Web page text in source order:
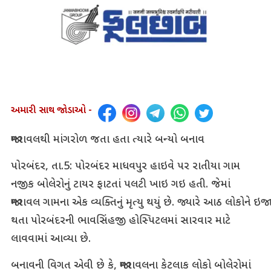
અમારી સાથ જોડાઓ -
જામરાવલથી માંગરોળ જતા હતા ત્યારે બન્યો બનાવ
પોરબંદર, તા.5: પોરબંદર માધવપુર હાઇવે પર રાતીયા ગામ
નજીક બોલેરોનું ટાયર ફાટતાં પલટી ખાઇ ગઇ હતી. જેમાં
જામરાવલ ગામના એક વ્યક્તિનું મૃત્યુ થયું છે. જ્યારે આઠ લોકોને ઇજા
થતા પોરબંદરની ભાવસિંહજી હોસ્પિટલમાં સારવાર માટે
લાવવામાં આવ્યા છે.
બનાવની વિગત એવી છે કે, જામરાવલના કેટલાક લોકો બોલેરોમાં